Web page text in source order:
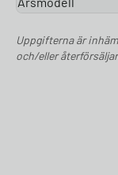
Uppgifterna är
och/eller